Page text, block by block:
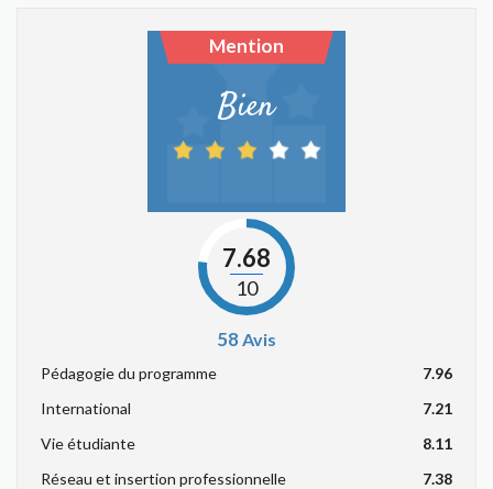
Mention
Bien
7.68
10
58Avis
Pédagogie du programme
7.96
International
7.21
Vie étudiante
8.11
Réseau et insertion professionnelle
7.38